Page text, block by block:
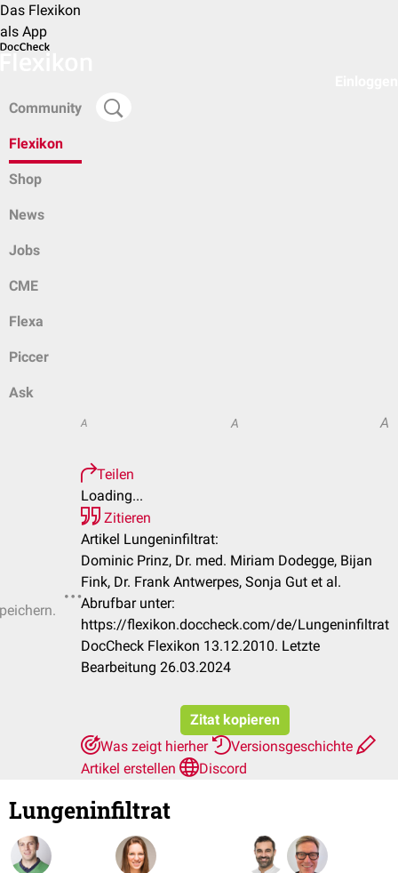
Das Flexikon
als App
Community
Flexikon
Shop
News
Jobs
CME
Flexa
Piccer
Ask
A A A
Teilen
Loading...
Zitieren
Artikel Lungeninfiltrat:
Dominic Prinz, Dr. med. Miriam Dodegge, Bijan
Fink, Dr. Frank Antwerpes, Sonja Gut et al.
Abrufbar unter:
https://flexikon.doccheck.com/de/Lungeninfiltrat
DocCheck Flexikon 13.12.2010. Letzte
Bearbeitung 26.03.2024
Zitat kopieren
Was zeigt hierher
Versionsgeschichte
Artikel erstellen
Discord
Lungeninfiltrat